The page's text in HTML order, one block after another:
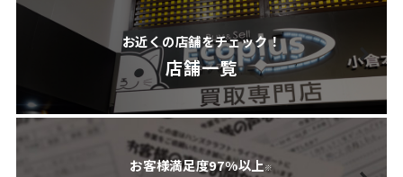
お近くの店舗をチェック！
店舗一覧
お客様満足度97%以上※